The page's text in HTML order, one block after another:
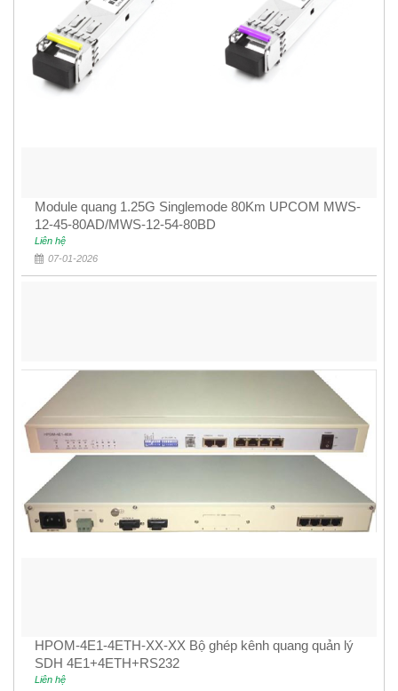
Module quang 1.25G Singlemode 80Km UPCOM MWS-
12-45-80AD/MWS-12-54-80BD
Liên hệ
07-01-2026
HPOM-4E1-4ETH-XX-XX Bộ ghép kênh quang quản lý
SDH 4E1+4ETH+RS232
Liên hệ